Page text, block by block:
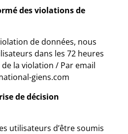
des violations de
de données, nous
dans les 72 heures
la violation / Par email
giens.com
de décision
utilisateurs d’être soumis